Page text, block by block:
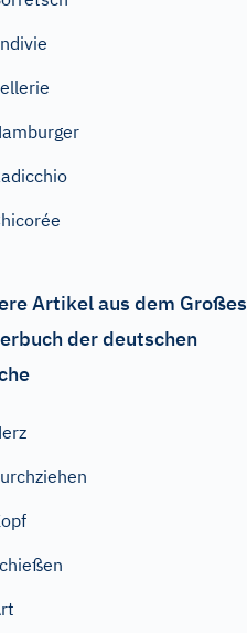
Artikel aus dem Großes
der deutschen